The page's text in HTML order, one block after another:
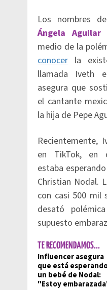
Los nombres de
Ángela
medio de la
conocer la
llamada Iveth
asegura que
el cantante
la hija de Pepe
Recientemente,
en TikTok, en
estaba
Christian Nodal.
con casi 500 mil
desató
supuesto
TE RECOMENDAMOS...
Influencer asegura
que está
un bebé de Nodal:
"Estoy